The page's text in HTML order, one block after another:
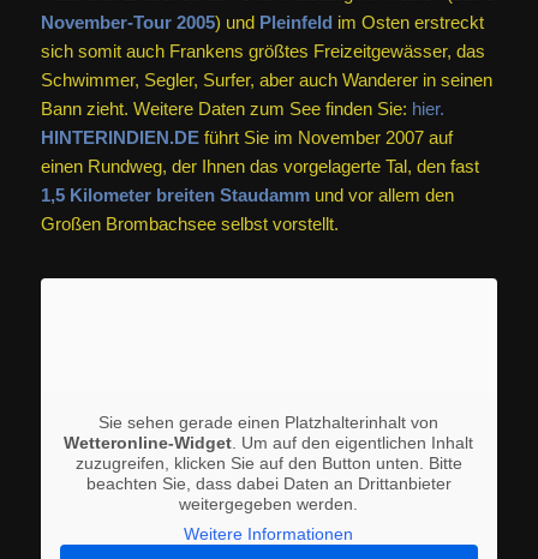
November-Tour 2005) und Pleinfeld im Osten erstreckt
sich somit auch Frankens größtes Freizeitgewässer, das
Schwimmer, Segler, Surfer, aber auch Wanderer in seinen
Bann zieht. Weitere Daten zum See finden Sie: hier.
HINTERINDIEN.DEführt Sie im November 2007 auf
einen Rundweg, der Ihnen das vorgelagerte Tal, den fast
1,5 Kilometer breiten Staudammund vor allem den
Großen Brombachsee selbst vorstellt.
Sie sehen gerade einen Platzhalterinhalt von
Wetteronline-Widget . Um auf den eigentlichen Inhalt
zuzugreifen, klicken Sie auf den Button unten. Bitte
beachten Sie, dass dabei Daten an Drittanbieter
weitergegeben werden.
Weitere Informationen